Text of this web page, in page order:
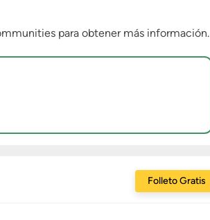
para obtener más información.
Folleto Gratis